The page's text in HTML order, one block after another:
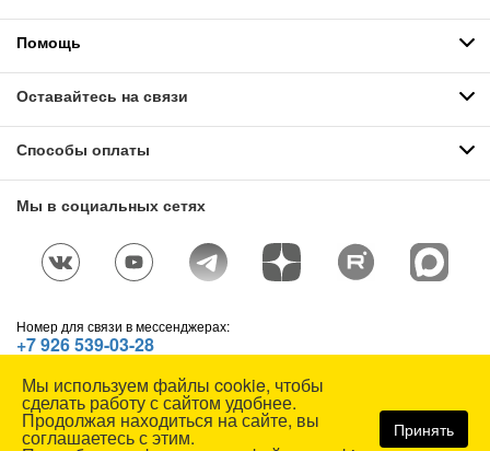
Помощь
Оставайтесь на связи
Способы оплаты
Мы в социальных сетях
Номер для связи в мессенджерах:
+7 926 539-03-28
© СОЮЗСПЕЦОДЕЖДА, 1991—2026. Все права защищены.
Использование материалов сайта без разрешения запрещено.
Карта сайта
Мы используем файлы cookie, чтобы
сделать работу с сайтом удобнее.
Продолжая находиться на сайте, вы
соглашаетесь с этим. Принять